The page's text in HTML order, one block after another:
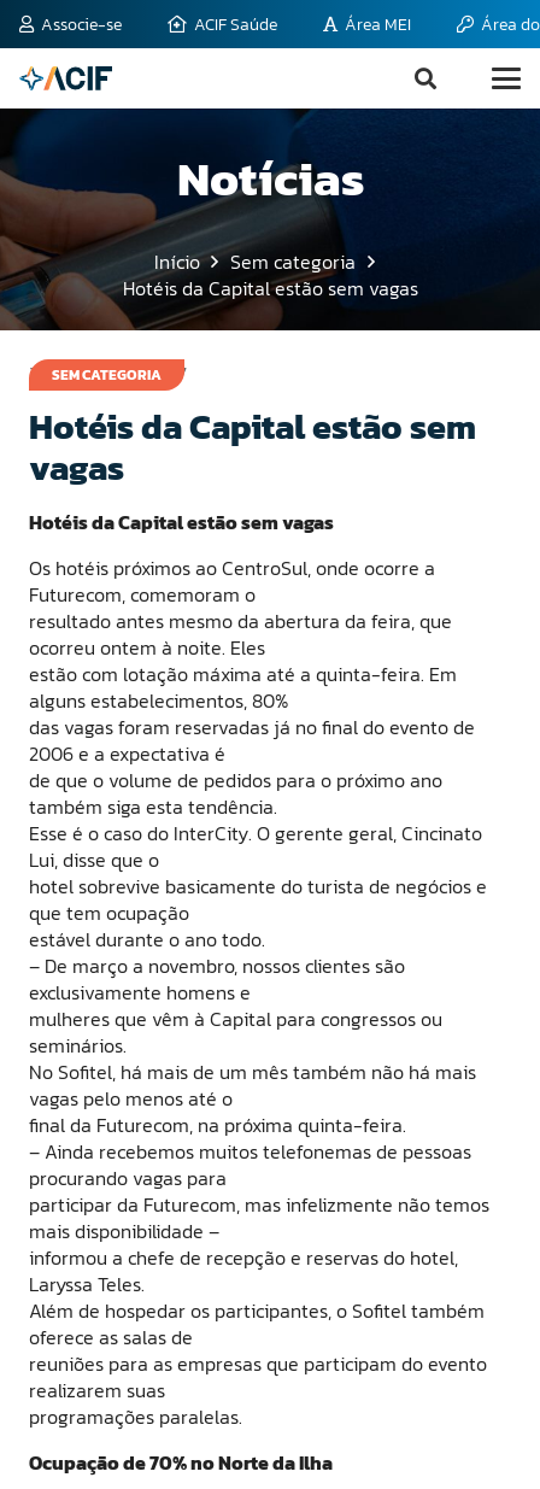
Associe-se ACIF Saúde Área MEI Área
Notícias
Início
Sem categoria
Hotéis da Capital estão sem vagas
SEM CATEGORIA
2 de outubro de 2007
Hotéis da Capital estão sem
vagas
Hotéis da Capital estão sem vagas
Os hotéis próximos ao CentroSul, onde ocorre a
Futurecom, comemoram o
resultado antes mesmo da abertura da feira, que
ocorreu ontem à noite. Eles
estão com lotação máxima até a quinta-feira. Em
alguns estabelecimentos, 80%
das vagas foram reservadas já no final do evento de
2006 e a expectativa é
de que o volume de pedidos para o próximo ano
também siga esta tendência.
Esse é o caso do InterCity. O gerente geral, Cincinato
Lui, disse que o
hotel sobrevive basicamente do turista de negócios e
que tem ocupação
estável durante o ano todo.
– De março a novembro, nossos clientes são
exclusivamente homens e
mulheres que vêm à Capital para congressos ou
seminários.
No Sofitel, há mais de um mês também não há mais
vagas pelo menos até o
final da Futurecom, na próxima quinta-feira.
– Ainda recebemos muitos telefonemas de pessoas
procurando vagas para
participar da Futurecom, mas infelizmente não temos
mais disponibilidade –
informou a chefe de recepção e reservas do hotel,
Laryssa Teles.
Além de hospedar os participantes, o Sofitel também
oferece as salas de
reuniões para as empresas que participam do evento
realizarem suas
programações paralelas.
Ocupação de 70% no Norte da Ilha